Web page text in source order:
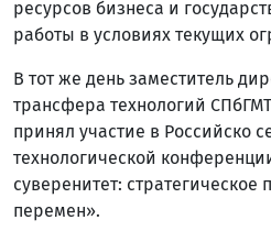
ресурсов бизнеса и
работы в условиях текущих
В тот же день заместитель
трансфера технологий
принял участие в Российско
технологической
суверенитет: стратегическое
перемен».